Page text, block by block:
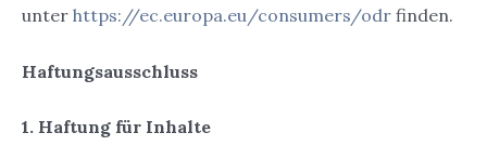
unter https://ec.europa.eu/consumers/odr finden.
Haftungsausschluss
1. Haftung für Inhalte